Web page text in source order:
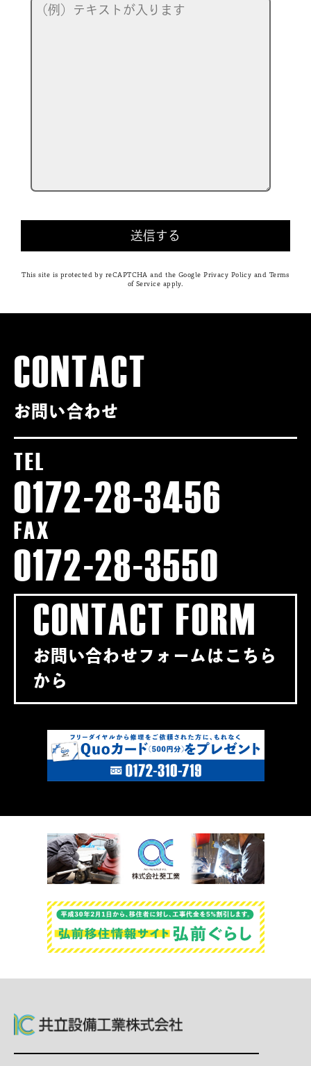
This site is protected by reCAPTCHA and the GooglePrivacy Policy and Terms
of Service apply.
CONTACT
お問い合わせ
TEL
0172-28-3456
FAX
0172-28-3550
CONTACT FORM
お問い合わせフォームはこちら
から